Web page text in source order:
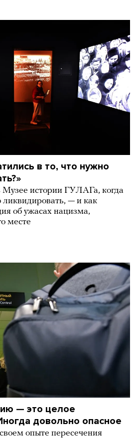
в то, что нужно
Музее истории ГУЛАГа, когда
ликвидировать, — и как
об ужасах нацизма,
месте
— это целое
довольно опасное
опыте пересечения